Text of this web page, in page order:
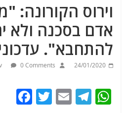
וירוס הקורונה:
אדם בסכנה ולא
להתחבא".
24/01/2020
0 Comments
W
T
E
T